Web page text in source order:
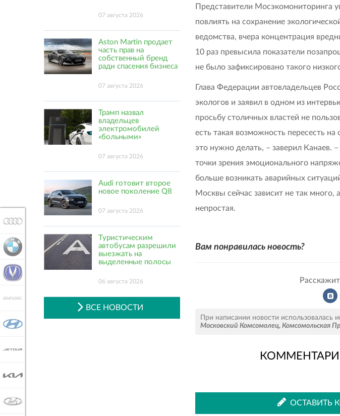
Представители Мосэкомониторинга
повлиять на сохранение
ведомства, вчера концентрация
10 раз превысила показатели
не было зафиксировано такого
Глава Федерации автовладельцев
экологов и заявил в одном из
просьбу столичных властей не
есть такая возможность пересесть
это нужно делать, – заверил Канаев.
точки зрения эмоционального
больше возникать аварийных
Москвы сейчас зависит не так много,
непростая.
Вам понравилась новость?
во
При написании новости использовалась
Московский Комсомолец, Комсомольская
ОСТАВИТЬ
07 августа 2026
Aston Martin продает
часть прав на
собственный бренд
ради спасения бизнеса
07 августа 2026
Трамп назвал
владельцев
электромобилей
«больными»
07 августа 2026
Audi готовит второе
новое поколение Q8
07 августа 2026
Туристическим
автобусам разрешили
выезжать на
выделенные полосы
06 августа 2026
ВСЕ НОВОСТИ
HAVAL